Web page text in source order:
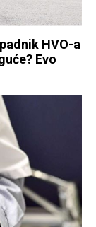
HVO-a
Evo